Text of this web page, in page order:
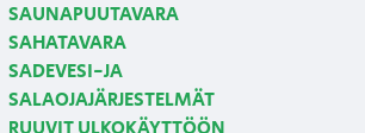
SAUNAPUUTAVARA
SAHATAVARA
SADEVESI-JA
SALAOJAJÄRJESTELMÄT